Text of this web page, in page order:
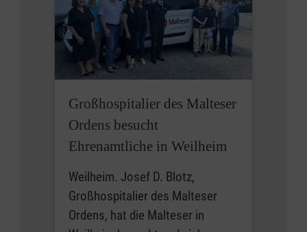
Großhospitalier des Malteser
Ordens besucht
Ehrenamtliche in Weilheim
Weilheim. Josef D. Blotz,
Großhospitalier des Malteser
Ordens, hat die Malteser in